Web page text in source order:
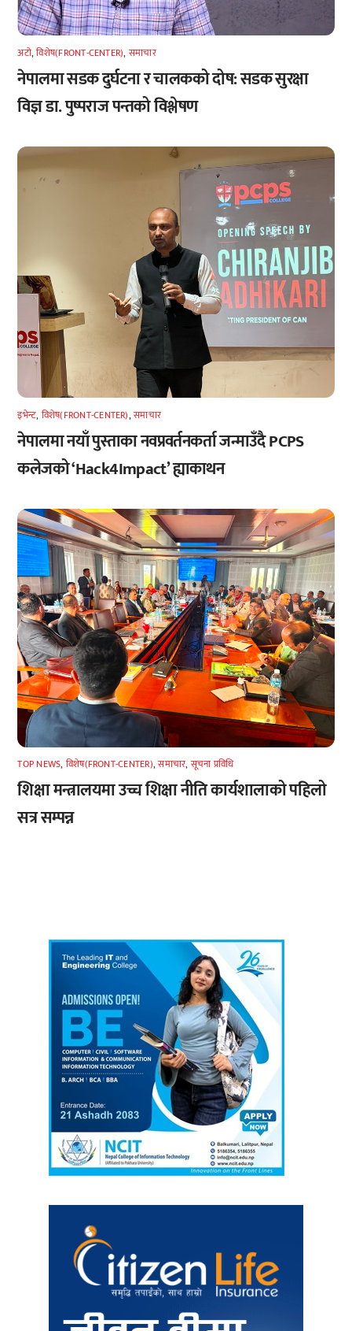
अटाे,विशेष(FRONT-CENTER), समाचार
नेपालमा सडक दुर्घटना र चालकको दोष: सडक सुरक्षा
विज्ञ डा. पुष्पराज पन्तको विश्लेषण
इभेन्ट, विशेष(FRONT-CENTER),समाचार
नेपालमा नयाँ पुस्ताका नवप्रवर्तनकर्ता जन्माउँदै PCPS
कलेजको ‘Hack4Impact’ ह्याकाथन
TOP NEWS, विशेष(FRONT-CENTER),समाचार, सूचना प्रविधि
शिक्षा मन्त्रालयमा उच्च शिक्षा नीति कार्यशालाको पहिलो
सत्र सम्पन्न